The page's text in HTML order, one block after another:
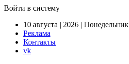
Войти в систему
10 августа | 2026 | Понедельник
Реклама
Контакты
vk